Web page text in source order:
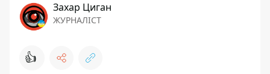
Захар Циган
ЖУРНАЛІСТ
👍